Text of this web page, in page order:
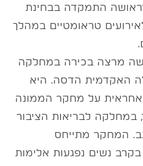
התמקדה בבחינת
טראומטיים במהלך
מרצה בכירה במחלקה
האקדמית הדסה. היא
על מחקר הממונה
במחלקה לבריאות הציבור
המחקר מתייחס
נשים נפגעות אלימות